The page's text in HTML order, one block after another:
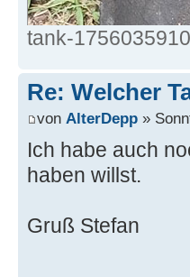
tank-
Re: Welcher
von AlterDepp »
Ich habe auch
haben willst.
Gruß Stefan